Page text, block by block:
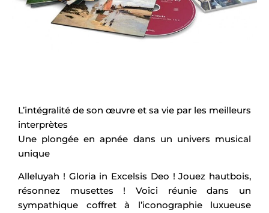
L’intégralité de son œuvre et sa vie par les meilleurs
interprètes
Une plongée en apnée dans un univers musical
unique
Alleluyah ! Gloria in Excelsis Deo ! Jouez hautbois,
résonnez musettes ! Voici réunie dans un
sympathique coffret à l’iconographie luxueuse